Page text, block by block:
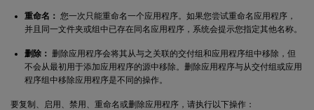
重命名： 您一次只能重命名一个应用程序。如果您尝试重命名应用程序，
并且同一文件夹或组中已存在同名应用程序，系统会提示您指定其他名称。
删除： 删除应用程序会将其从与之关联的交付组和应用程序组中移除，但
不会从最初用于添加应用程序的源中移除。删除应用程序与从交付组或应用
程序组中移除应用程序是不同的操作。
要复制、启用、禁用、重命名或删除应用程序，请执行以下操作：